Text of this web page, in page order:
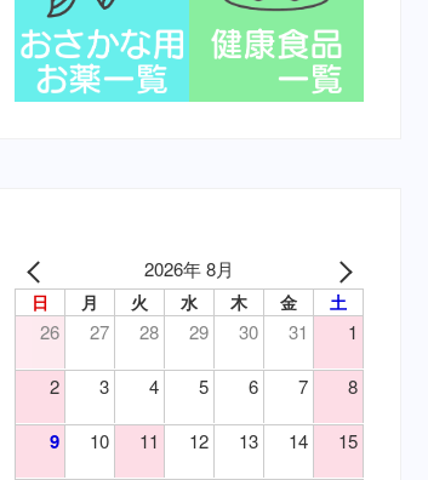
2026年 8月
日 月 火 水 木 金 土
26 27 28 29 30 31 1
2 3 4 5 6 7 8
9 10 11 12 13 14 15